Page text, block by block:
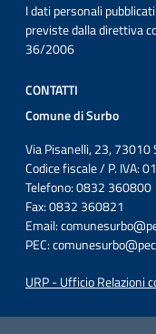
I dati personali
previste dalla direttiva
36/2006
CONTATTI
Comune di Surbo
Via Pisanelli, 23, 73010
Codice fiscale / P. IVA:
Telefono: 0832 360800
Fax: 0832 360821
Email:
PEC:
URP - Ufficio Relazioni